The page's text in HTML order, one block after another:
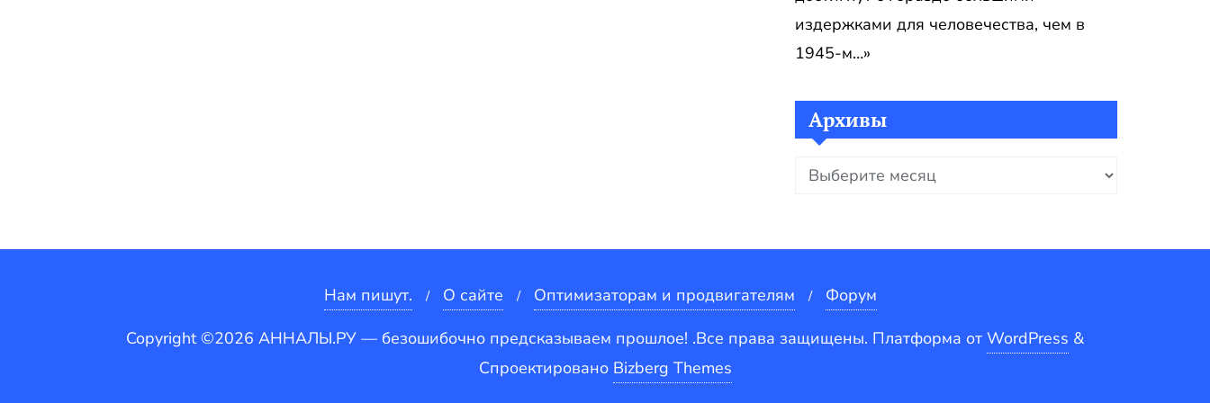
издержками для человечества, чем в
1945-м…»
Архивы
Архивы
Нам пишут. О сайте Оптимизаторам и продвигателям
Форум
Copyright ©2026 АННАЛЫ.РУ — безошибочно предсказываем прошлое! .Все права защищены. Платформа от WordPress &
Спроектировано Bizberg Themes